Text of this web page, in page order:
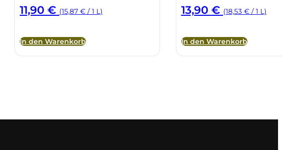
11,90€ (15,87 € / 1 L)
In den Warenkorb
13,90 € (18,53 € / 1 L)
In den Warenkorb